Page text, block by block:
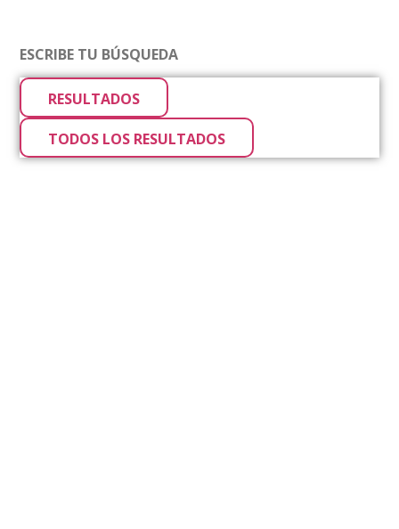
RESULTADOS
TODOS LOS RESULTADOS